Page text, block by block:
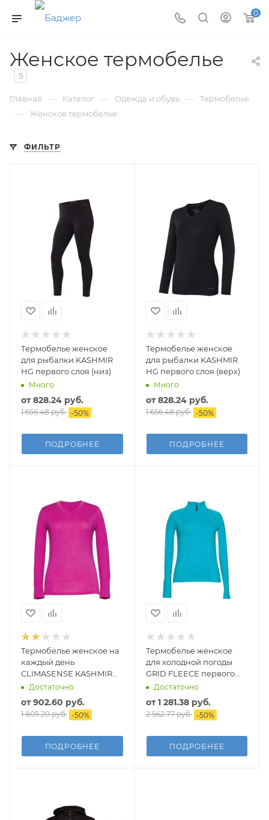
0
Женское термобелье
5
Главная — Каталог — Одежда и обувь — Термобелье
— Женское термобелье
ФИЛЬТР
Термобелье женское
для рыбалки KASHMIR
HG первого слоя (низ)
Много
от828.24 руб.
1 656.48 руб. -50%
ПОДРОБНЕЕ
Термобелье женское
для рыбалки KASHMIR
HG первого слоя (верх)
Много
от828.24 руб.
1 656.48 руб. -50%
ПОДРОБНЕЕ
Термобелье женское на
каждый день
CLIMASENSE KASHMIR
HG первого слоя (верх)
Достаточно
от902.60 руб.
1 805.20 руб. -50%
ПОДРОБНЕЕ
Термобелье женское
для холодной погоды
GRID FLEECE первого
слоя (верх)
Достаточно
от1 281.38 руб.
2 562.77 руб. -50%
ПОДРОБНЕЕ